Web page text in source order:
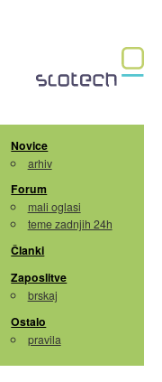
Novice
arhiv
Forum
mali oglasi
teme zadnjih 24h
Članki
Zaposlitve
brskaj
Ostalo
pravila